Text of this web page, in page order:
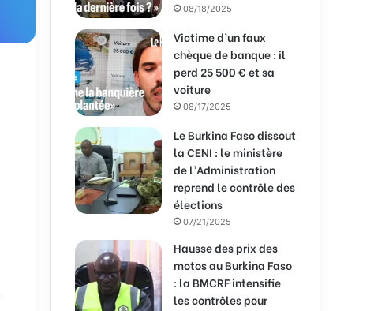
08/18/2025
Victime d’un faux
chèque de banque : il
perd 25 500 € et sa
voiture
08/17/2025
Le Burkina Faso dissout
la CENI : le ministère
de l’Administration
reprend le contrôle des
élections
07/21/2025
Hausse des prix des
motos au Burkina Faso
: la BMCRF intensifie
les contrôles pour